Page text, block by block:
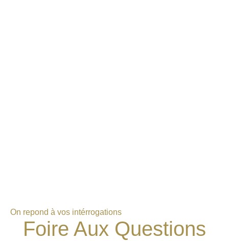
On repond à vos intérrogations
Foire Aux Questions